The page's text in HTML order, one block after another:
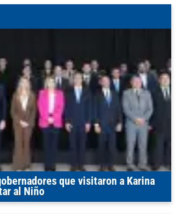
que visitaron a Karina
al Niño